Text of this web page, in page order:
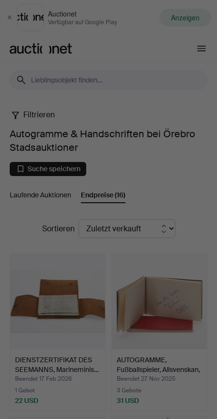
Schließen
Auctionet
Verfügbar auf Google Play Anzeigen
Autogramme
&
Handschriften
bei
Stadsauktioner
Filtrieren
Autogramme & Handschriften bei Örebro
Stadsauktioner
Suche speichern
Laufende Auktionen Endpreise(16)
EndpreiseSortieren
DIENSTZERTIFIKAT DES
SEEMANNS, Marineminis…
Beendet 17. Feb 2026
1 Gebot
22 USD
AUTOGRAMME,
Fußballspieler, Allsvenskan,
z…
Beendet 27. Nov 2025
3 Gebote
31 USD